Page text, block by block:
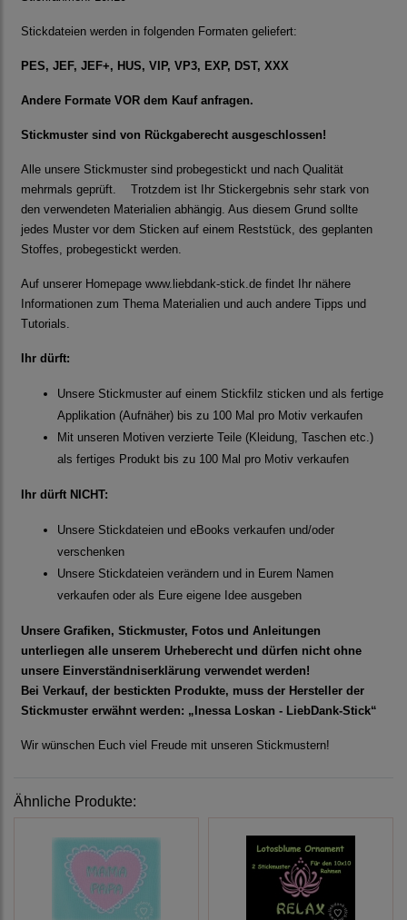
Stickdateien werden in folgenden Formaten geliefert:
PES, JEF, JEF+, HUS, VIP, VP3, EXP, DST, XXX
Andere Formate VOR dem Kauf anfragen.
Stickmuster sind von Rückgaberecht ausgeschlossen!
Alle unsere Stickmuster sind probegestickt und nach Qualität
mehrmals geprüft. Trotzdem ist Ihr Stickergebnis sehr stark von
den verwendeten Materialien abhängig. Aus diesem Grund sollte
jedes Muster vor dem Sticken auf einem Reststück, des geplanten
Stoffes, probegestickt werden.
Auf unserer Homepage www.liebdank-stick.de findet Ihr nähere
Informationen zum Thema Materialien und auch andere Tipps und
Tutorials.
Ihr dürft:
Unsere Stickmuster auf einem Stickfilz sticken und als fertige
Applikation (Aufnäher) bis zu 100 Mal pro Motiv verkaufen
Mit unseren Motiven verzierte Teile (Kleidung, Taschen etc.)
als fertiges Produkt bis zu 100 Mal pro Motiv verkaufen
Ihr dürft NICHT:
Unsere Stickdateien und eBooks verkaufen und/oder
verschenken
Unsere Stickdateien verändern und in Eurem Namen
verkaufen oder als Eure eigene Idee ausgeben
Unsere Grafiken, Stickmuster, Fotos und Anleitungen
unterliegen alle unserem Urheberecht und dürfen nicht ohne
unsere Einverständniserklärung verwendet werden!
Bei Verkauf, der bestickten Produkte, muss der Hersteller der
Stickmuster erwähnt werden: „Inessa Loskan - LiebDank-Stick“
Wir wünschen Euch viel Freude mit unseren Stickmustern!
Ähnliche Produkte: